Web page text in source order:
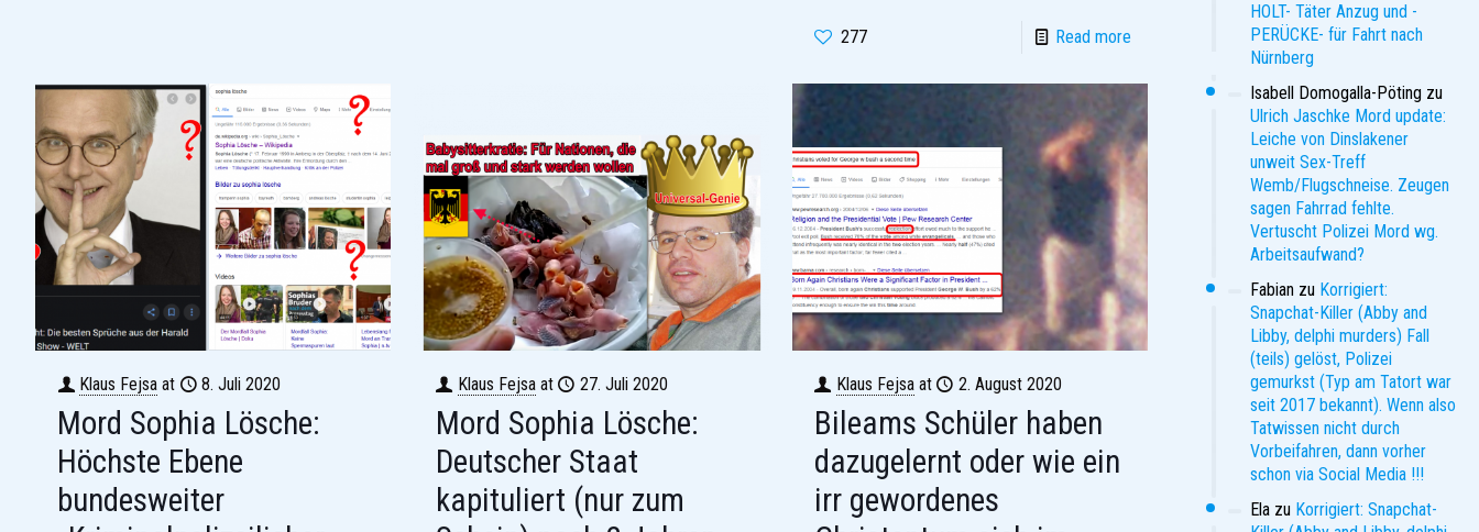
277 Read more
Klaus Fejsa at 8. Juli 2020
Mord Sophia Lösche:
Höchste Ebene
bundesweiter
Klaus Fejsa at 27. Juli 2020
Mord Sophia Lösche:
Deutscher Staat
kapituliert (nur zum
Klaus Fejsa at 2. August 2020
Bileams Schüler haben
dazugelernt oder wie ein
irr gewordenes
HOLT- Täter Anzug und -
PERÜCKE- für Fahrt nach
Nürnberg
Isabell Domogalla-Pöting zu
Ulrich Jaschke Mord update:
Leiche von Dinslakener
unweit Sex-Treff
Wemb/Flugschneise. Zeugen
sagen Fahrrad fehlte.
Vertuscht Polizei Mord wg.
Arbeitsaufwand?
Fabian zu Korrigiert:
Snapchat-Killer (Abby and
Libby, delphi murders) Fall
(teils) gelöst, Polizei
gemurkst (Typ am Tatort war
seit 2017 bekannt). Wenn also
Tatwissen nicht durch
Vorbeifahren, dann vorher
schon via Social Media !!!
Ela zu Korrigiert: Snapchat-